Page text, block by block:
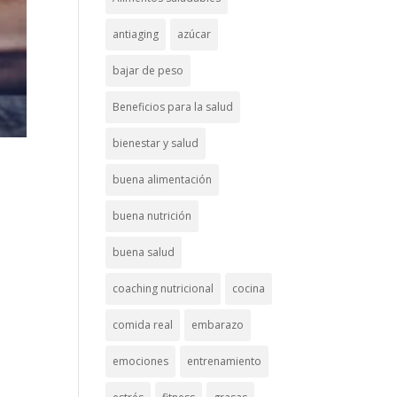
antiaging azúcar
bajar de peso
Beneficios para la salud
bienestar y salud
buena alimentación
buena nutrición
buena salud
coaching nutricional cocina
comida real embarazo
emociones entrenamiento